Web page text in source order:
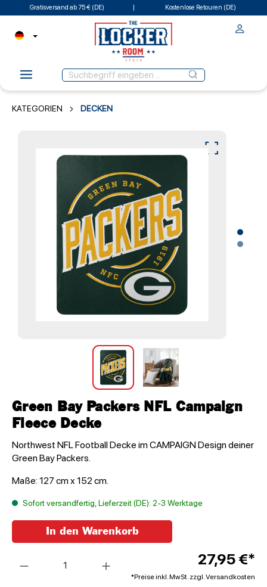
Gratisversand ab 75 € (DE) Kostenlose Retouren (DE)
KATEGORIEN DECKEN
Green Bay Packers NFL Campaign
Fleece Decke
Northwest NFL Football Decke im CAMPAIGN Design deiner
Green Bay Packers.
Maße: 127 cm x 152 cm.
Sofort versandfertig, Lieferzeit (DE): 2-3 Werktage
27,95 €*
*Preise inkl. MwSt. zzgl. Versandkosten
In den Warenkorb